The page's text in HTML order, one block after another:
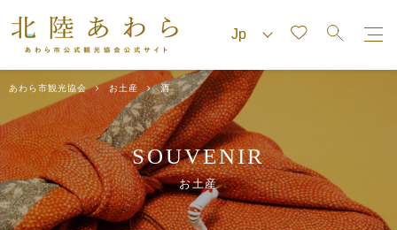
あわら市観光協会 お土産 酒
SOUVENIR
お土産